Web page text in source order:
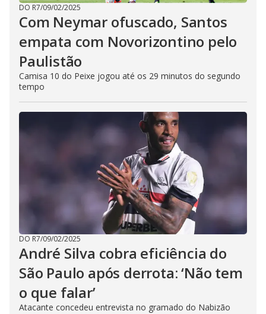
DO R7/09/02/2025
Com Neymar ofuscado, Santos
empata com Novorizontino pelo
Paulistão
Camisa 10 do Peixe jogou até os 29 minutos do segundo
tempo
DO R7/09/02/2025
André Silva cobra eficiência do
São Paulo após derrota: ‘Não tem
o que falar’
Atacante concedeu entrevista no gramado do Nabizão